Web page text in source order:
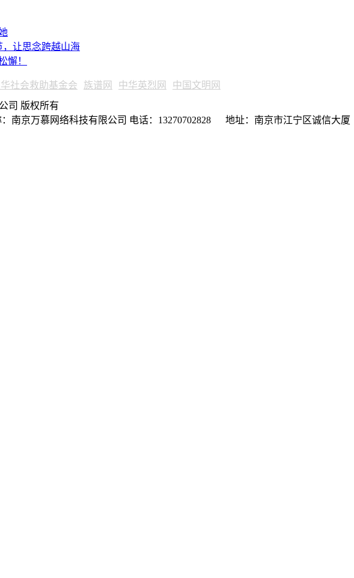
让思念跨越山海
懈！
社会救助基金会 族谱网 中华英烈网
中国文明网
司 版权所有
南京万慕网络科技有限公司 电话：13270702828 地址：南京市江宁区诚信大厦